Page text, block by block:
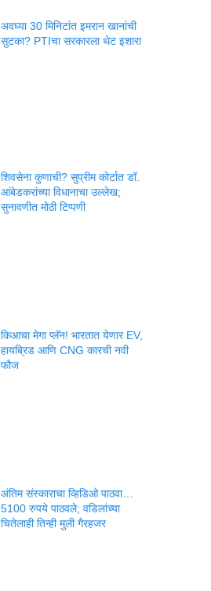
अवघ्या 30 मिनिटांत इमरान खानांची
सुटका? PTIचा सरकारला थेट इशारा
शिवसेना कुणाची? सुप्रीम कोर्टात डॉ.
आंबेडकरांच्या विधानाचा उल्लेख;
सुनावणीत मोठी टिप्पणी
किआचा मेगा प्लॅन! भारतात येणार EV,
हायब्रिड आणि CNG कारची नवी
फौज
अंतिम संस्काराचा व्हिडिओ पाठवा…
5100 रुपये पाठवले; वडिलांच्या
चितेलाही तिन्ही मुली गैरहजर